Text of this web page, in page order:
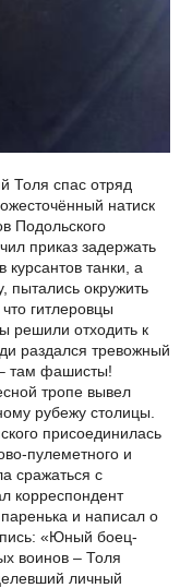
Толя спас отряд
натиск
Подольского
приказ задержать
танки, а
пытались окружить
гитлеровцы
решили отходить к
раздался тревожный
– там фашисты!
тропе вывел
рубежу столицы.
присоединилась
пулеметного и
сражаться с
корреспондент
и написал о
«Юный боец-
воинов – Толя
личный